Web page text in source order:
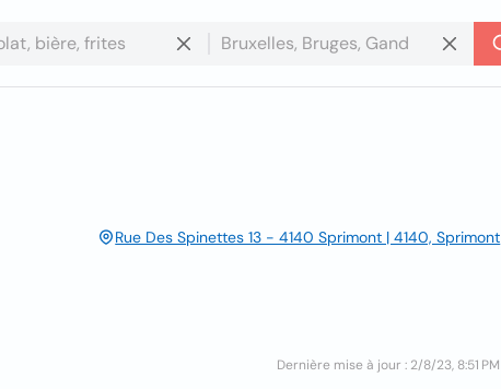
Rue Des Spinettes 13 - 4140 Sprimont | 4140, Sprimont
Dernière mise à jour : 2/8/23, 8:51 PM